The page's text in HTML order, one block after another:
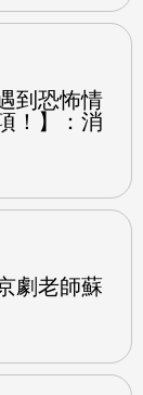
到恐怖情
！】：消
劇老師蘇